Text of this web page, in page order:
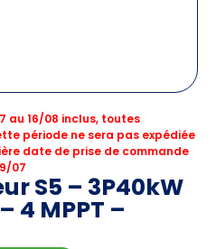
au 16/08 inclus, toutes
période ne sera pas expédiée
date de prise de commande
07
S5 – 3P40kW
4 MPPT –